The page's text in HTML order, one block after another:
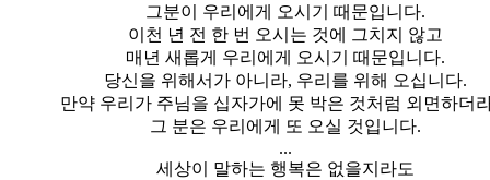
그분이 우리에게 오시기 때문입니다.
이천 년 전 한 번 오시는 것에 그치지 않고
매년 새롭게 우리에게 오시기 때문입니다.
당신을 위해서가 아니라, 우리를 위해 오십니다.
만약 우리가 주님을 십자가에 못 박은 것처럼 외면하더
그 분은 우리에게 또 오실 것입니다.
...
세상이 말하는 행복은 없을지라도